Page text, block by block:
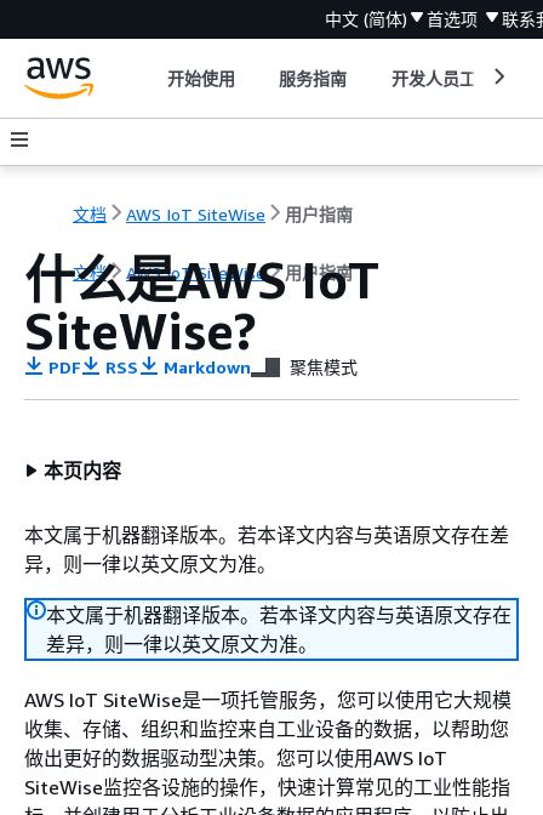
中文 (简体) 首选项 联系
开始使用 服务指南 开发人员工具
文档 AWS IoT SiteWise 用户指南
文档 AWS IoT SiteWise 用户指南
什么是AWS IoT
SiteWise?
PDF RSS Markdown 聚焦模式
本页内容
本文属于机器翻译版本。若本译文内容与英语原文存在差
异，则一律以英文原文为准。
本文属于机器翻译版本。若本译文内容与英语原文存在
差异，则一律以英文原文为准。
AWS IoT SiteWise是一项托管服务，您可以使用它大规模
收集、存储、组织和监控来自工业设备的数据，以帮助您
做出更好的数据驱动型决策。您可以使用AWS IoT
SiteWise监控各设施的操作，快速计算常见的工业性能指